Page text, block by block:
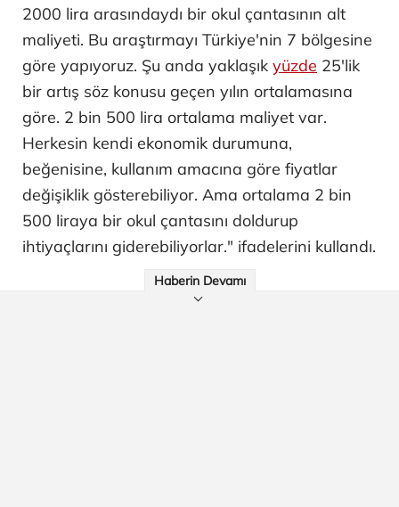
2000 lira arasındaydı bir okul çantasının alt
maliyeti. Bu araştırmayı Türkiye'nin 7 bölgesine
göre yapıyoruz. Şu anda yaklaşık yüzde 25'lik
bir artış söz konusu geçen yılın ortalamasına
göre. 2 bin 500 lira ortalama maliyet var.
Herkesin kendi ekonomik durumuna,
beğenisine, kullanım amacına göre fiyatlar
değişiklik gösterebiliyor. Ama ortalama 2 bin
500 liraya bir okul çantasını doldurup
ihtiyaçlarını giderebiliyorlar." ifadelerini kullandı.
Haberin Devamı